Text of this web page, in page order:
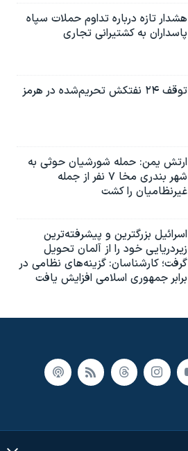
هشدار تازه درباره تداوم حملات سپاه
پاسداران به کشتیرانی تجاری
توقف ۲۴ نفتکش تحریم‌شده در هرمز
ارتش یمن: حمله شورشیان حوثی به
شهر بندری مخا ۷ نفر از جمله
غیرنظامیان را کشت
اسرائيل بزرگترین و پیشرفته‌ترین
زیردریایی خود را از آلمان تحویل
گرفت؛ کارشناسان: گزینه‌های نظامی در
برابر جمهوری اسلامی افزایش یافت